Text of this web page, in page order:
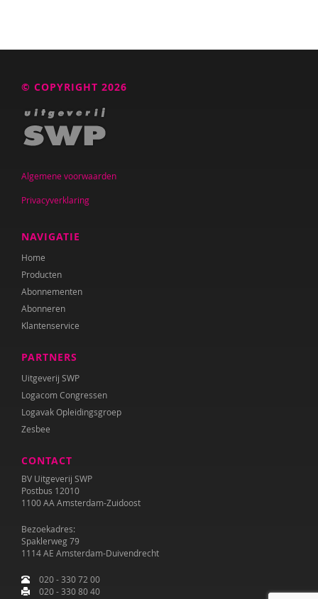
© COPYRIGHT 2026
Algemene voorwaarden
Privacyverklaring
NAVIGATIE
Home
Producten
Abonnementen
Abonneren
Klantenservice
PARTNERS
Uitgeverij SWP
Logacom Congressen
Logavak Opleidingsgroep
Zesbee
CONTACT
BV Uitgeverij SWP
Postbus 12010
1100 AA Amsterdam-Zuidoost
Bezoekadres:
Spaklerweg 79
1114 AE Amsterdam-Duivendrecht
020 - 330 72 00
020 - 330 80 40